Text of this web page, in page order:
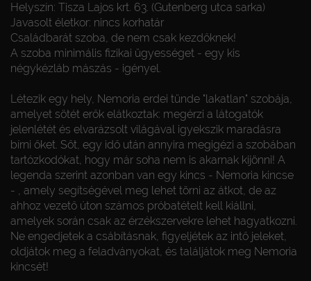
Helyszín: Tisza Lajos krt. 63. (Gutenberg utca sarka)
Javasolt életkor: nincs korhatár
Családbarát szoba, de nem csak kezdőknek!
A szoba minimális fizikai ügyességet - egy kis
négykézláb mászás - igényel.
Létezik egy hely, Nemoria erdei tünde "lakatlan" szobája,
amelyet sötét erők elátkoztak: megérzi a látogatók
jelenlétét és elvarázsolt világával igyekszik maradásra
bírni őket. Sőt, egy idő után annyira megigézi a szobában
tartózkodókat, hogy már soha nem is akarnak kijönni! A
legenda szerint azonban van egy kincs - Nemoria kincse
- , amely segítségével meg lehet törni az átkot, de az
ahhoz vezető úton számos próbatételt kell kiállni,
amelyek során csak az érzékszervekre lehet hagyatkozni.
Ne engedjetek a csábításnak, figyeljétek az intő jeleket,
oldjátok meg a feladványokat, és találjátok meg Nemoria
kincsét!